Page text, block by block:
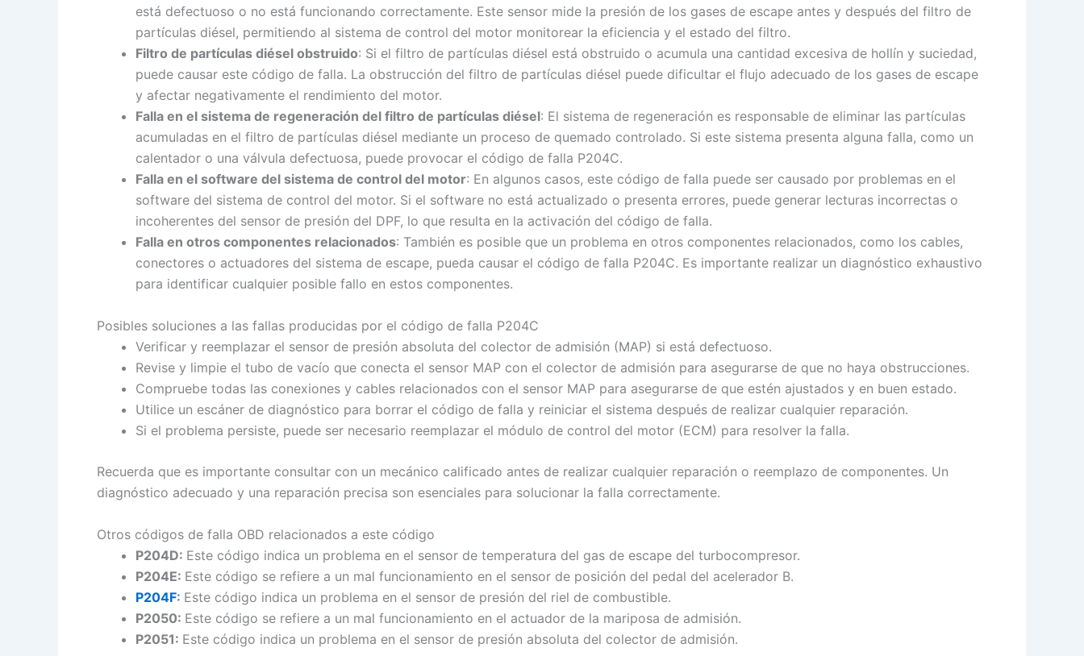
está defectuoso o no está funcionando correctamente. Este sensor mide la presión de los gases de escape antes y después del filtro de
partículas diésel, permitiendo al sistema de control del motor monitorear la eficiencia y el estado del filtro.
Filtro de partículas diésel obstruido: Si el filtro de partículas diésel está obstruido o acumula una cantidad excesiva de hollín y suciedad,
puede causar este código de falla. La obstrucción del filtro de partículas diésel puede dificultar el flujo adecuado de los gases de escape
y afectar negativamente el rendimiento del motor.
Falla en el sistema de regeneración del filtro de partículas diésel: El sistema de regeneración es responsable de eliminar las partículas
acumuladas en el filtro de partículas diésel mediante un proceso de quemado controlado. Si este sistema presenta alguna falla, como un
calentador o una válvula defectuosa, puede provocar el código de falla P204C.
Falla en el software del sistema de control del motor: En algunos casos, este código de falla puede ser causado por problemas en el
software del sistema de control del motor. Si el software no está actualizado o presenta errores, puede generar lecturas incorrectas o
incoherentes del sensor de presión del DPF, lo que resulta en la activación del código de falla.
Falla en otros componentes relacionados: También es posible que un problema en otros componentes relacionados, como los cables,
conectores o actuadores del sistema de escape, pueda causar el código de falla P204C. Es importante realizar un diagnóstico exhaustivo
para identificar cualquier posible fallo en estos componentes.
Posibles soluciones a las fallas producidas por el código de falla P204C
Verificar y reemplazar el sensor de presión absoluta del colector de admisión (MAP) si está defectuoso.
Revise y limpie el tubo de vacío que conecta el sensor MAP con el colector de admisión para asegurarse de que no haya obstrucciones.
Compruebe todas las conexiones y cables relacionados con el sensor MAP para asegurarse de que estén ajustados y en buen estado.
Utilice un escáner de diagnóstico para borrar el código de falla y reiniciar el sistema después de realizar cualquier reparación.
Si el problema persiste, puede ser necesario reemplazar el módulo de control del motor (ECM) para resolver la falla.
Recuerda que es importante consultar con un mecánico calificado antes de realizar cualquier reparación o reemplazo de componentes. Un
diagnóstico adecuado y una reparación precisa son esenciales para solucionar la falla correctamente.
Otros códigos de falla OBD relacionados a este código
P204D: Este código indica un problema en el sensor de temperatura del gas de escape del turbocompresor.
P204E: Este código se refiere a un mal funcionamiento en el sensor de posición del pedal del acelerador B.
P204F: Este código indica un problema en el sensor de presión del riel de combustible.
P2050: Este código se refiere a un mal funcionamiento en el actuador de la mariposa de admisión.
P2051: Este código indica un problema en el sensor de presión absoluta del colector de admisión.